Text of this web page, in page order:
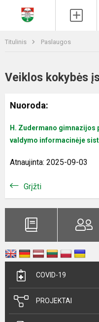
Titulinis Paslaugos
Veiklos kokybės
Nuoroda:
H. Zudermano gimnazijos
valdymo informacinėje
Atnaujinta: 2025-09-03
Grįžti
COVID-19
PROJEKTAI